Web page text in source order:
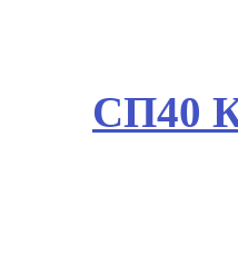
СП40